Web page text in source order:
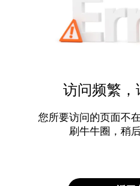
访问频繁，
您所要访问的页面不
刷牛牛圈，稍